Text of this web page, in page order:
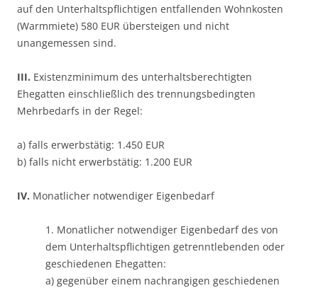
auf den Unterhaltspflichtigen entfallenden Wohnkosten
(Warmmiete) 580 EUR übersteigen und nicht
unangemessen sind.
III. Existenzminimum des unterhaltsberechtigten
Ehegatten einschließlich des trennungsbedingten
Mehrbedarfs in der Regel:
a) falls erwerbstätig: 1.450 EUR
b) falls nicht erwerbstätig: 1.200 EUR
IV. Monatlicher notwendiger Eigenbedarf
1. Monatlicher notwendiger Eigenbedarf des von
dem Unterhaltspflichtigen getrenntlebenden oder
geschiedenen Ehegatten:
a) gegenüber einem nachrangigen geschiedenen